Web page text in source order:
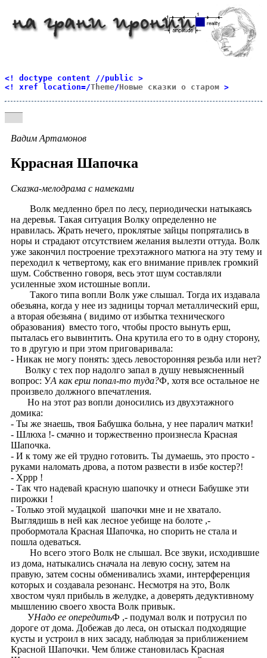
<! doctype content //public >
<! xref location=/Theme/Новые сказки о старом >
Вадим Артамонов
Кррасная Шапочка
Сказка-мелодрама с намеками
Волк медленно брел по лесу, периодически натыкаясь
на деревья. Такая ситуация Волку определенно не
нравилась. Жрать нечего, проклятые зайцы попрятались в
норы и страдают отсутствием желания вылезти оттуда. Волк
уже закончил построение трехэтажного матюга на эту тему и
переходил к четвертому, как его внимание привлек громкий
шум. Собственно говоря, весь этот шум составляли
усиленные эхом истошные вопли.
Такого типа вопли Волк уже слышал. Тогда их издавала
обезьяна, когда у нее из задницы торчал металлический ерш,
а вторая обезьяна ( видимо от избытка технического
образования) вместо того, чтобы просто вынуть ерш,
пыталась его вывинтить. Она крутила его то в одну сторону,
то в другую и при этом приговаривала:
- Никак не могу понять: здесь левосторонняя резьба или нет?
Волку с тех пор надолго запал в душу невыясненный
вопрос: УА как ерш попал-то туда?Ф, хотя все остальное не
произвело должного впечатления.
Но на этот раз вопли доносились из двухэтажного
домика:
- Ты же знаешь, твоя Бабушка больна, у нее паралич матки!
- Шлюха !- смачно и торжественно произнесла Красная
Шапочка.
- И к тому же ей трудно готовить. Ты думаешь, это просто -
руками наломать дрова, а потом развести в избе костер?!
- Хррр !
- Так что надевай красную шапочку и отнеси Бабушке эти
пирожки !
- Только этой мудацкой шапочки мне и не хватало.
Выглядишь в ней как лесное уебище на болоте ,-
пробормотала Красная Шапочка, но спорить не стала и
пошла одеваться.
Но всего этого Волк не слышал. Все звуки, исходившие
из дома, натыкались сначала на левую сосну, затем на
правую, затем сосны обменивались эхами, интерференция
которых и создавала резонанс. Несмотря на это, Волк
хвостом чуял прибыль в желудке, а доверять дедуктивному
мышлению своего хвоста Волк привык.
УНадо ее опередитьФ ,- подумал волк и потрусил по
дороге от дома. Добежав до леса, он отыскал подходящие
кусты и устроил в них засаду, наблюдая за приближением
Красной Шапочки. Чем ближе становилась Красная